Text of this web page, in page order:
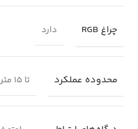
چراغ RGB دارد
محدوده عملکرد تا ۱۵ متر